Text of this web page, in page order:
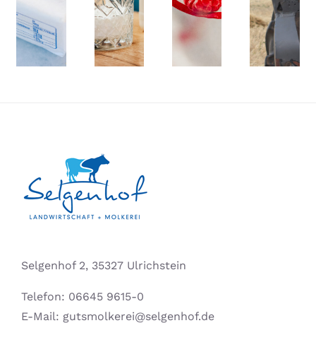
Selgenhof 2, 35327 Ulrichstein
Telefon: 06645 9615-0
E-Mail: gutsmolkerei@selgenhof.de